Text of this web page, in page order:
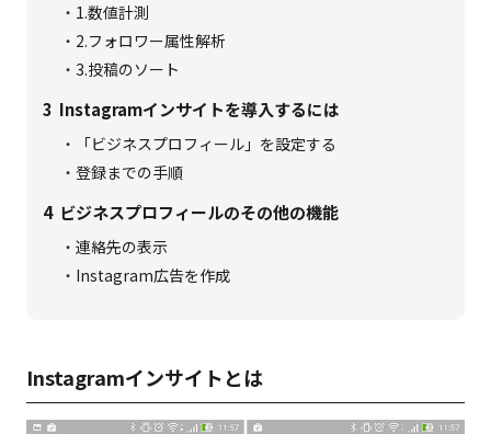
1.数値計測
2.フォロワー属性解析
3.投稿のソート
3 Instagramインサイトを導入するには
「ビジネスプロフィール」を設定する
登録までの手順
4 ビジネスプロフィールのその他の機能
連絡先の表示
Instagram広告を作成
Instagramインサイトとは